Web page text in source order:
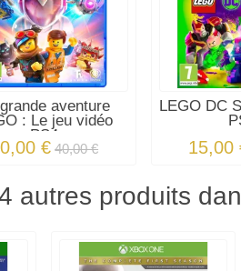
aventure
: Le jeu vidéo
PS4
€ 40,00 €
LEGO DC
15,00
autres produits